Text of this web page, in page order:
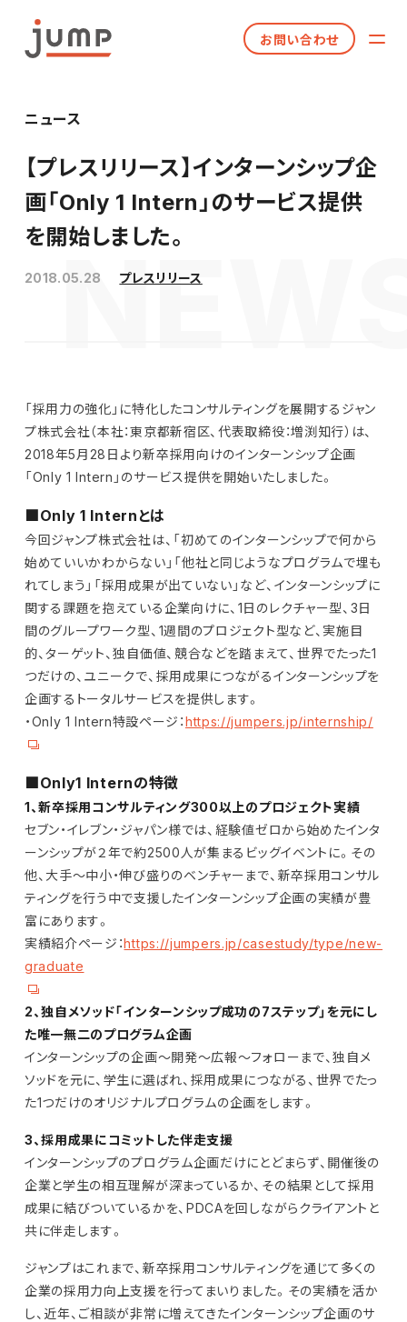
お問い合わせ
ニュース
【プレスリリース】インターンシップ企
画「Only 1 Intern」のサービス提供
を開始しました。
2018.05.28 プレスリリース
「採用力の強化」に特化したコンサルティングを展開するジャン
プ株式会社（本社：東京都新宿区、代表取締役：増渕知行）は、
2018年5月28日より新卒採用向けのインターンシップ企画
「Only 1 Intern」のサービス提供を開始いたしました。
■Only 1 Internとは
今回ジャンプ株式会社は、「初めてのインターンシップで何から
始めていいかわからない」「他社と同じようなプログラムで埋も
れてしまう」「採用成果が出ていない」など、インターンシップに
関する課題を抱えている企業向けに、1日のレクチャー型、3日
間のグループワーク型、1週間のプロジェクト型など、実施目
的、ターゲット、独自価値、競合などを踏まえて、世界でたった1
つだけの、ユニークで、採用成果につながるインターンシップを
企画するトータルサービスを提供します。
・Only 1 Intern特設ページ：https://jumpers.jp/internship/
■Only1 Internの特徴
1、新卒採用コンサルティング300以上のプロジェクト実績
セブン・イレブン・ジャパン様では、経験値ゼロから始めたインタ
ーンシップが２年で約2500人が集まるビッグイベントに。その
他、大手～中小・伸び盛りのベンチャーまで、新卒採用コンサル
ティングを行う中で支援したインターンシップ企画の実績が豊
富にあります。
実績紹介ページ：https://jumpers.jp/casestudy/type/new-
graduate
2、独自メソッド「インターンシップ成功の7ステップ」を元にし
た唯一無二のプログラム企画
インターンシップの企画～開発～広報～フォローまで、独自メ
ソッドを元に、学生に選ばれ、採用成果につながる、世界でたっ
た1つだけのオリジナルプログラムの企画をします。
3、採用成果にコミットした伴走支援
インターンシップのプログラム企画だけにとどまらず、開催後の
企業と学生の相互理解が深まっているか、その結果として採用
成果に結びついているかを、PDCAを回しながらクライアントと
共に伴走します。
ジャンプはこれまで、新卒採用コンサルティングを通じて多くの
企業の採用力向上支援を行ってまいりました。その実績を活か
し、近年、ご相談が非常に増えてきたインターンシップ企画のサ